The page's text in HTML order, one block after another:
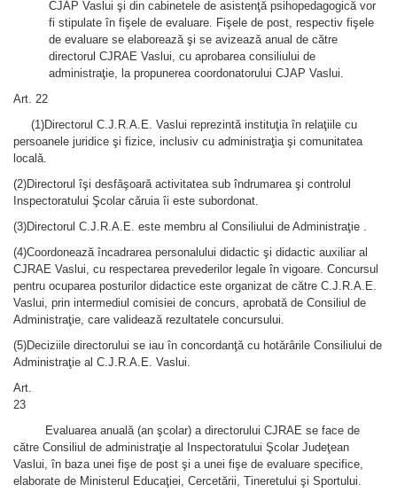
CJAP Vaslui şi din cabinetele de asistenţă psihopedagogică vor
fi stipulate în fişele de evaluare. Fişele de post, respectiv fişele
de evaluare se elaborează şi se avizează anual de către
directorul CJRAE Vaslui, cu aprobarea consiliului de
administraţie, la propunerea coordonatorului CJAP Vaslui.
Art. 22
(1)Directorul C.J.R.A.E. Vaslui reprezintǎ instituţia în relaţiile cu
persoanele juridice şi fizice, inclusiv cu administraţia şi comunitatea
localǎ.
(2)Directorul îşi desfǎşoarǎ activitatea sub îndrumarea şi controlul
Inspectoratului Şcolar cǎruia îi este subordonat.
(3)Directorul C.J.R.A.E. este membru al Consiliului de Administraţie .
(4)Coordonează încadrarea personalului didactic şi didactic auxiliar al
CJRAE Vaslui, cu respectarea prevederilor legale în vigoare. Concursul
pentru ocuparea posturilor didactice este organizat de către C.J.R.A.E.
Vaslui, prin intermediul comisiei de concurs, aprobată de Consiliul de
Administraţie, care validează rezultatele concursului.
(5)Deciziile directorului se iau în concordanţǎ cu hotǎrârile Consiliului de
Administraţie al C.J.R.A.E. Vaslui.
Art.
23
Evaluarea anuală (an şcolar) a directorului CJRAE se face de
către Consiliul de administraţie al Inspectoratului Şcolar Judeţean
Vaslui, în baza unei fişe de post şi a unei fişe de evaluare specifice,
elaborate de Ministerul Educaţiei, Cercetării, Tineretului şi Sportului.